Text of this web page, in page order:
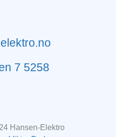
7 5258
Hansen-Elektro